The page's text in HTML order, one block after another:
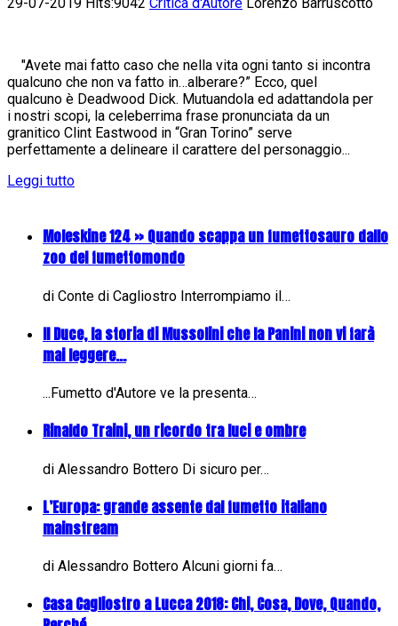
"Avete mai fatto caso che nella vita ogni tanto si incontra
qualcuno che non va fatto in…alberare?” Ecco, quel
qualcuno è Deadwood Dick. Mutuandola ed adattandola per
i nostri scopi, la celeberrima frase pronunciata da un
granitico Clint Eastwood in “Gran Torino” serve
perfettamente a delineare il carattere del personaggio...
Leggi tutto
Moleskine 124 » Quando scappa un fumettosauro dallo
zoo del fumettomondo
di Conte di Cagliostro Interrompiamo il…
Il Duce, la storia di Mussolini che la Panini non vi farà
mai leggere...
...Fumetto d'Autore ve la presenta…
Rinaldo Traini, un ricordo tra luci e ombre
di Alessandro Bottero Di sicuro per…
L’Europa: grande assente dal fumetto italiano
mainstream
di Alessandro Bottero Alcuni giorni fa…
Casa Cagliostro a Lucca 2018: Chi, Cosa, Dove, Quando,